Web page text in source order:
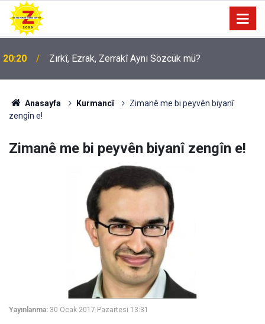
20:20
Zırkî, Ezrak, Zerrakî Aynı Sözcük mü?
09:56
Ji Zilma Partîzanan Nimûneyeka Piçûk
Anasayfa Kurmancî
Zimanê me bi peyvên biyanî
zengîn e!
Zimanê me bi peyvên biyanî zengîn e!
Yayınlanma: 30 Ocak 2017 Pazartesi 13:31